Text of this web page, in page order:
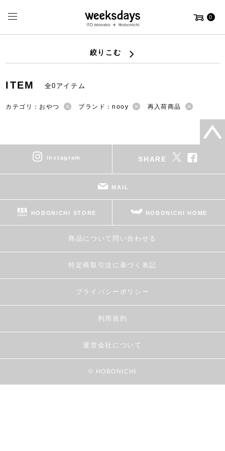
0
絞りこむ
ITEM 全0アイテム
カテゴリ：おやつ ブランド：nooy 再入荷商品
instagram SHARE
MAIL
HOBONICHI STORE HOBONICHI HOME
商品について問い合わせる
特定商取引法に基づく表記
プライバシーポリシー
利用規約
運営会社について
© HOBONICHI